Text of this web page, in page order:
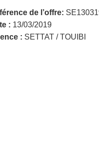
de l’offre:
: 13/03/2019
: SETTAT / TOUIBI